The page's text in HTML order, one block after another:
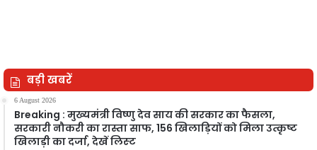
बड़ी खबरें
6 August 2026
Breaking : मुख्यमंत्री विष्णु देव साय की सरकार का फैसला,
सरकारी नौकरी का रास्ता साफ, 156 खिलाड़ियों को मिला उत्कृष्ट
खिलाड़ी का दर्जा, देखें लिस्‍ट